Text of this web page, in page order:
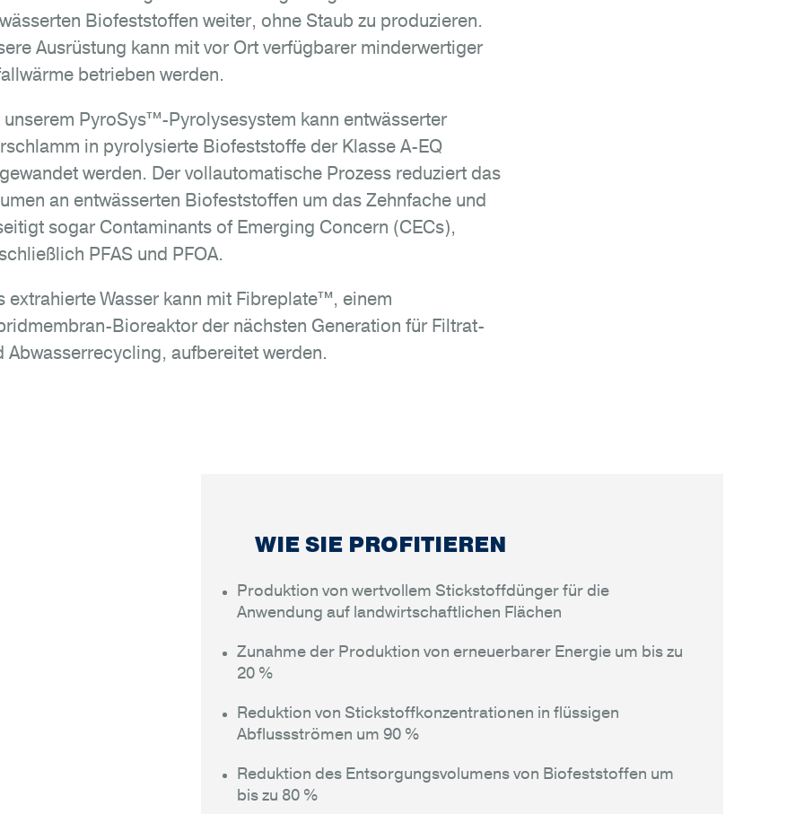
Biofeststoffen weiter, ohne Staub zu produzieren.
Ausrüstung kann mit vor Ort verfügbarer minderwertiger
betrieben werden.
PyroSys™-Pyrolysesystem kann entwässerter
in pyrolysierte Biofeststoffe der Klasse A-EQ
werden. Der vollautomatische Prozess reduziert das
an entwässerten Biofeststoffen um das Zehnfache und
sogar Contaminants of Emerging Concern (CECs),
PFAS und PFOA.
extrahierte Wasser kann mit Fibreplate™, einem
Bioreaktor der nächsten Generation für Filtrat-
Abwasserrecycling, aufbereitet werden.
WIE SIE PROFITIEREN
Produktion von wertvollem Stickstoffdünger für die
Anwendung auf landwirtschaftlichen Flächen
Zunahme der Produktion von erneuerbarer Energie um bis zu
20 %
Reduktion von Stickstoffkonzentrationen in flüssigen
Abflussströmen um 90 %
Reduktion des Entsorgungsvolumens von Biofeststoffen um
bis zu 80 %